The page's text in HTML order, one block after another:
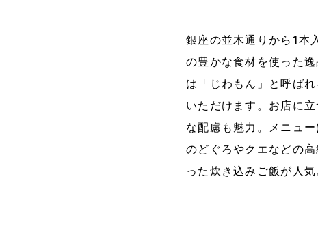
銀座の並木通りから1本
の豊かな食材を使った
は「じわもん」と呼ば
いただけます。お店に
な配慮も魅力。メニュ
のどぐろやクエなどの
った炊き込みご飯が人